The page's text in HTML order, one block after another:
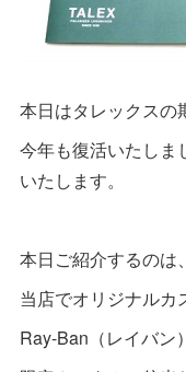
本日はタレックスの
今年も復活いたしま
いたします。
本日ご紹介するのは
当店でオリジナルカ
Ray-Ban（レイバン